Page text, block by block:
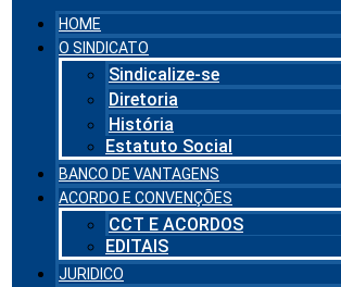
HOME
O SINDICATO
Sindicalize-se
Diretoria
História
Estatuto Social
BANCO DE VANTAGENS
ACORDO E CONVENÇÕES
CCT E ACORDOS
EDITAIS
JURIDICO